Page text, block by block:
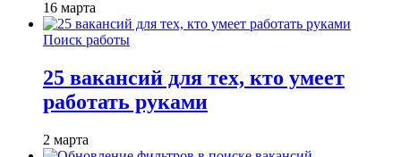
16 марта
Поиск работы
25 вакансий для тех, кто умеет
работать руками
2 марта